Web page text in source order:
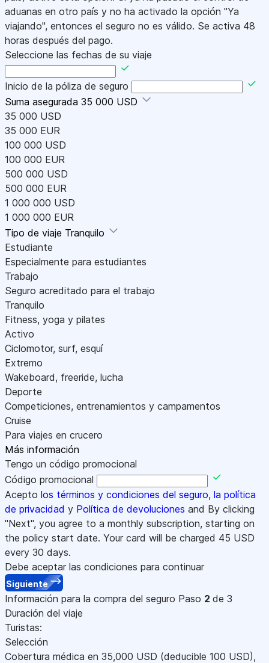
aduanas en otro país y no ha activado la opción "Ya
viajando", entonces el seguro no es válido. Se activa 48
horas después del pago.
Seleccione las fechas de su viaje
Inicio de la póliza de seguro
Suma asegurada 35 000 USD
35 000 USD
35 000 EUR
100 000 USD
100 000 EUR
500 000 USD
500 000 EUR
1 000 000 USD
1 000 000 EUR
Tipo de viaje Tranquilo
Estudiante
Especialmente para estudiantes
Trabajo
Seguro acreditado para el trabajo
Tranquilo
Fitness, yoga y pilates
Activo
Ciclomotor, surf, esquí
Extremo
Wakeboard, freeride, lucha
Deporte
Competiciones, entrenamientos y campamentos
Cruise
Para viajes en crucero
Más información
Tengo un código promocional
Código promocional
Acepto los términos y condiciones del seguro, la política
de privacidad y Política de devoluciones and By clicking
"Next", you agree to a monthly subscription, starting on
the policy start date. Your card will be charged 45 USD
every 30 days.
Debe aceptar las condiciones para continuar
Siguiente
Información para la compra del seguro Paso 2 de 3
Duración del viaje
Turistas:
Selección
Cobertura médica en 35,000 USD (deducible 100 USD),